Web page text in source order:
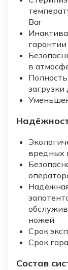
Bar
в
загрузки
вредных
ножей
Срок
Срок
Состав